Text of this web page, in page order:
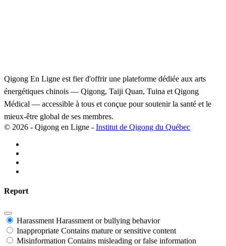
Qigong En Ligne est fier d'offrir une plateforme dédiée aux arts
énergétiques chinois — Qigong, Taiji Quan, Tuina et Qigong
Médical — accessible à tous et conçue pour soutenir la santé et le
mieux-être global de ses membres.
© 2026 - Qigong en Ligne - Institut de Qigong du Québec
Report
Harassment Harassment or bullying behavior
Inappropriate Contains mature or sensitive content
Misinformation Contains misleading or false information